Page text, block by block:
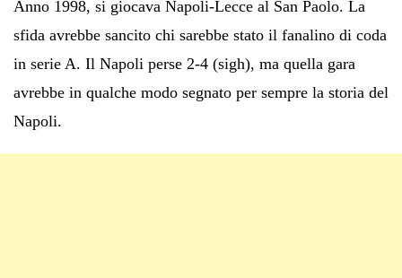
Anno 1998, si giocava Napoli-Lecce al San Paolo. La
sfida avrebbe sancito chi sarebbe stato il fanalino di coda
in serie A. Il Napoli perse 2-4 (sigh), ma quella gara
avrebbe in qualche modo segnato per sempre la storia del
Napoli.